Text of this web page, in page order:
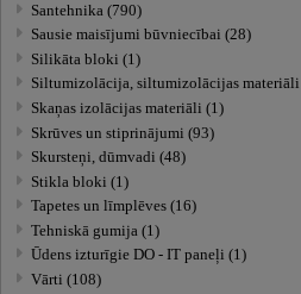
Santehnika (790)
Sausie maisījumi būvniecībai (28)
Silikāta bloki (1)
Siltumizolācija, siltumizolācijas
Skaņas izolācijas materiāli (1)
Skrūves un stiprinājumi (93)
Skursteņi, dūmvadi (48)
Stikla bloki (1)
Tapetes un līmplēves (16)
Tehniskā gumija (1)
Ūdens izturīgie DO - IT paneļi (1)
Vārti (108)